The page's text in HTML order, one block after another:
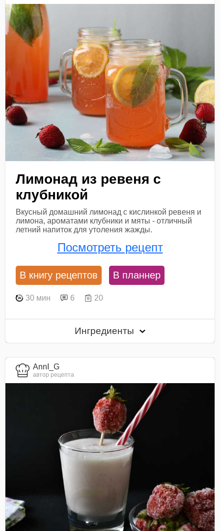
Лимонад из ревеня с
клубникой
Вкусный домашний лимонад с кислинкой ревеня и
лимона, ароматами клубники и мяты - отличный
летний напиток для утоления жажды.
Посмотреть рецепт
В книгу рецептов В планнер
30 мин 6 20
Ингредиенты
AnnI_G
автор рецепта